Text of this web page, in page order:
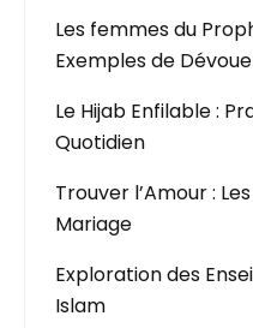
Les femmes du
Exemples de
Le Hijab Enfilable :
Quotidien
Trouver l’Amour :
Mariage
Exploration des
Islam